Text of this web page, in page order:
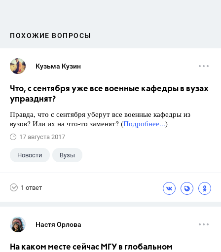
ПОХОЖИЕ ВОПРОСЫ
Кузьма Кузин
Что, с сентября уже все военные кафедры в вузах
упразднят?
Правда, что с сентября уберут все военные кафедры из
вузов? Или их на что-то заменят? (Подробнее...)
17 августа 2017
Новости Вузы
1 ответ
Настя Орлова
На каком месте сейчас МГУ в глобальном